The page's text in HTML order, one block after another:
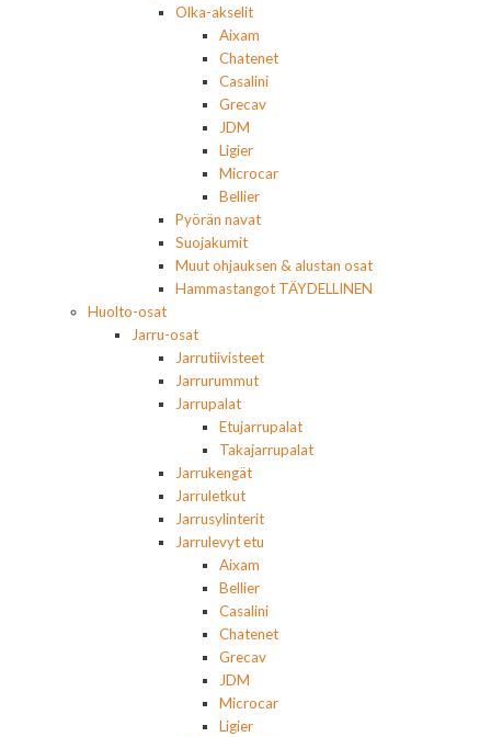
Olka-akselit
Aixam
Chatenet
Casalini
Grecav
JDM
Ligier
Microcar
Bellier
Pyörän navat
Suojakumit
Muut ohjauksen & alustan osat
Hammastangot TÄYDELLINEN
Huolto-osat
Jarru-osat
Jarrutiivisteet
Jarrurummut
Jarrupalat
Etujarrupalat
Takajarrupalat
Jarrukengät
Jarruletkut
Jarrusylinterit
Jarrulevyt etu
Aixam
Bellier
Casalini
Chatenet
Grecav
JDM
Microcar
Ligier